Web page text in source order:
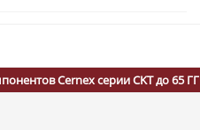
Cernex серии CKT до 65